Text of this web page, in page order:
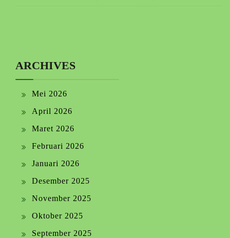
ARCHIVES
Mei 2026
April 2026
Maret 2026
Februari 2026
Januari 2026
Desember 2025
November 2025
Oktober 2025
September 2025